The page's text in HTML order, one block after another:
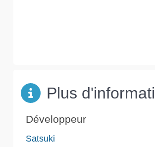
Plus
Développeur
Satsuki